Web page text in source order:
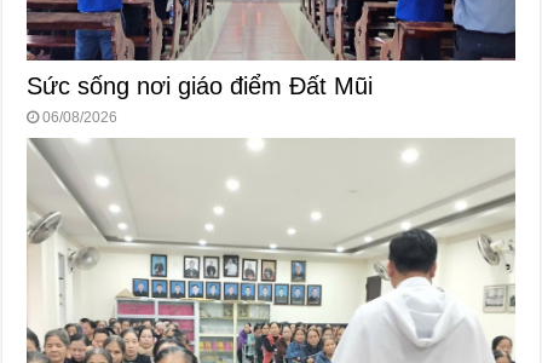
Sức sống nơi giáo điểm Đất Mũi
06/08/2026